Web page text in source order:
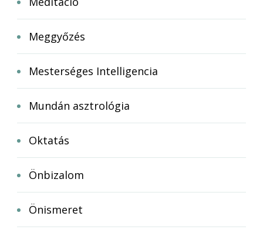
Meggyőzés
Mesterséges Intelligencia
Mundán asztrológia
Oktatás
Önbizalom
Önismeret